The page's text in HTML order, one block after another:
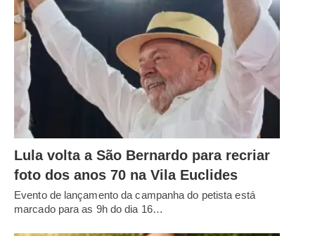
Lula volta a São Bernardo para recriar
foto dos anos 70 na Vila Euclides
Evento de lançamento da campanha do petista está
marcado para as 9h do dia 16…